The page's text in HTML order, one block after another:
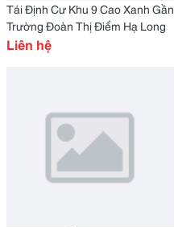
Tái Định Cư Khu 9 Cao Xanh Gần
Trường Đoàn Thị Điểm Hạ Long
Liên hệ